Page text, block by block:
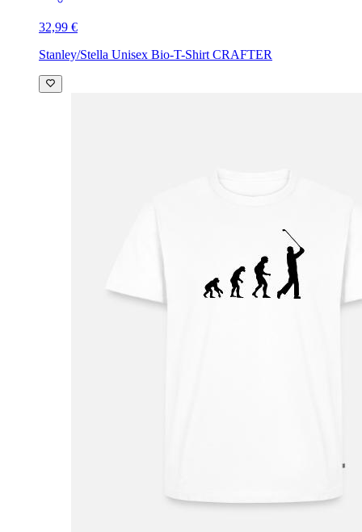
32,99 €
Stanley/Stella Unisex Bio-T-Shirt CRAFTER